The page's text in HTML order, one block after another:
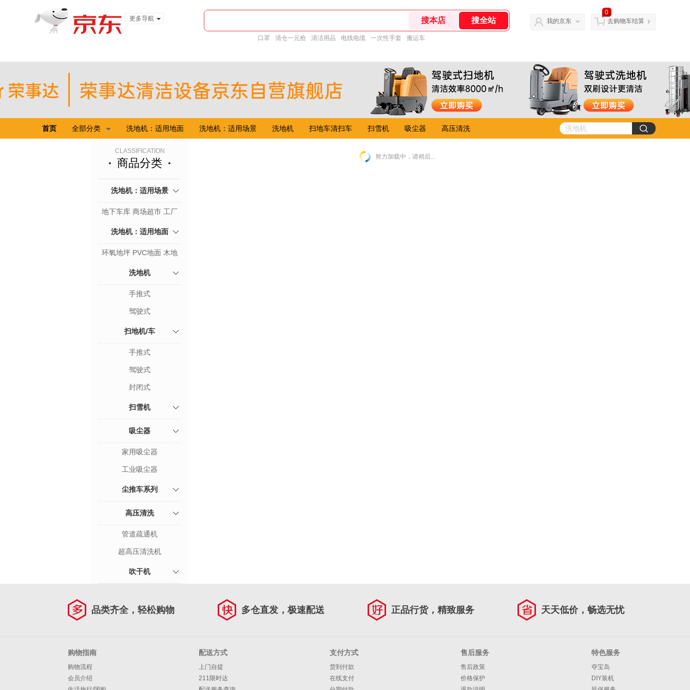
更多导航
口罩 清仓一元抢 清洁用品 电线电缆 一次性手套 搬运车
我的京东
0
去购物车结算
首页 全部分类 洗地机：适用地面 洗地机：适用场景 洗地机 扫地车清扫车 扫雪机 吸尘器 高压清洗
CLASSIFICATION
商品分类
洗地机：适用场景
地下车库 商场超市 工厂
洗地机：适用地面
环氧地坪 PVC地面 木地
洗地机
手推式
驾驶式
扫地机/车
手推式
驾驶式
封闭式
扫雪机
吸尘器
家用吸尘器
工业吸尘器
尘推车系列
高压清洗
管道疏通机
超高压清洗机
吹干机
努力加载中，请稍后...
品类齐全，轻松购物 多仓直发，极速配送 正品行货，精致服务 天天低价，畅选无忧
购物指南
购物流程
会员介绍
配送方式
上门自提
211限时达
支付方式
货到付款
在线支付
售后服务
售后政策
价格保护
特色服务
夺宝岛
DIY装机